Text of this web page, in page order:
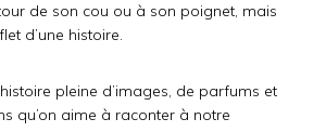
de son cou ou à son poignet, mais
d’une histoire.
pleine d’images, de parfums et
qu’on aime à raconter à notre